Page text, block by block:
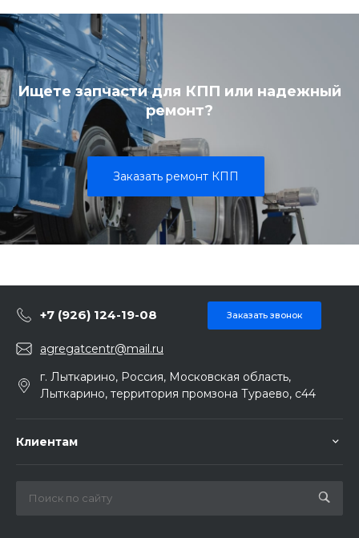
Ищете запчасти для КПП или надежный
ремонт?
Заказать ремонт КПП
+7 (926) 124-19-08 Заказать звонок
agregatcentr@mail.ru
г. Лыткарино, Россия, Московская область,
Лыткарино, территория промзона Тураево, с44
Клиентам